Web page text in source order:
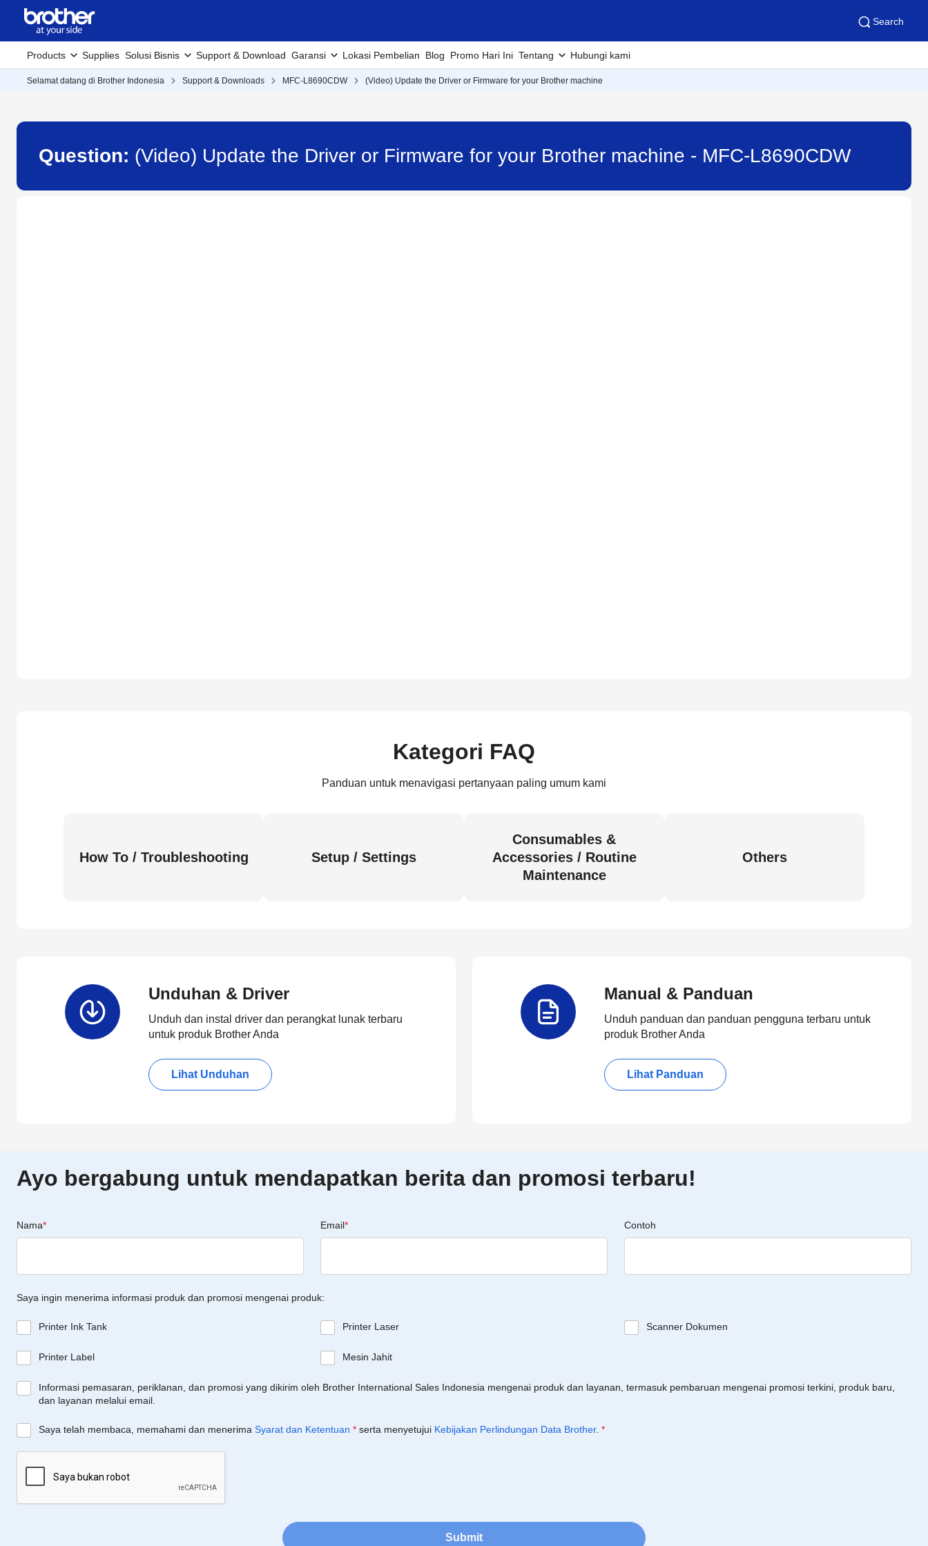
Search
Products Supplies Solusi Bisnis Support & Download Garansi Lokasi Pembelian Blog Promo Hari Ini Tentang Hubungi kami
Selamat datang di Brother Indonesia Support & Downloads MFC-L8690CDW (Video) Update the Driver or Firmware for your Brother machine
Question: (Video) Update the Driver or Firmware for your Brother machine - MFC-L8690CDW
Kategori FAQ
Panduan untuk menavigasi pertanyaan paling umum kami
How To / Troubleshooting Setup / Settings
Consumables &
Accessories / Routine
Maintenance
Others
Unduhan & Driver
Unduh dan instal driver dan perangkat lunak terbaru
untuk produk Brother Anda
Lihat Unduhan
Manual & Panduan
Unduh panduan dan panduan pengguna terbaru untuk
produk Brother Anda
Lihat Panduan
Ayo bergabung untuk mendapatkan berita dan promosi terbaru!
Nama* Email* Contoh
Saya ingin menerima informasi produk dan promosi mengenai produk:
Printer Ink Tank Printer Laser Scanner Dokumen
Printer Label Mesin Jahit
Informasi pemasaran, periklanan, dan promosi yang dikirim oleh Brother International Sales Indonesia mengenai produk dan layanan, termasuk pembaruan mengenai promosi terkini, produk baru,
dan layanan melalui email.
Saya telah membaca, memahami dan menerima Syarat dan Ketentuan * serta menyetujui Kebijakan Perlindungan Data Brother. *
Submit